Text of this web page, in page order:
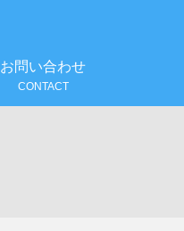
お問い合わせ
CONTACT